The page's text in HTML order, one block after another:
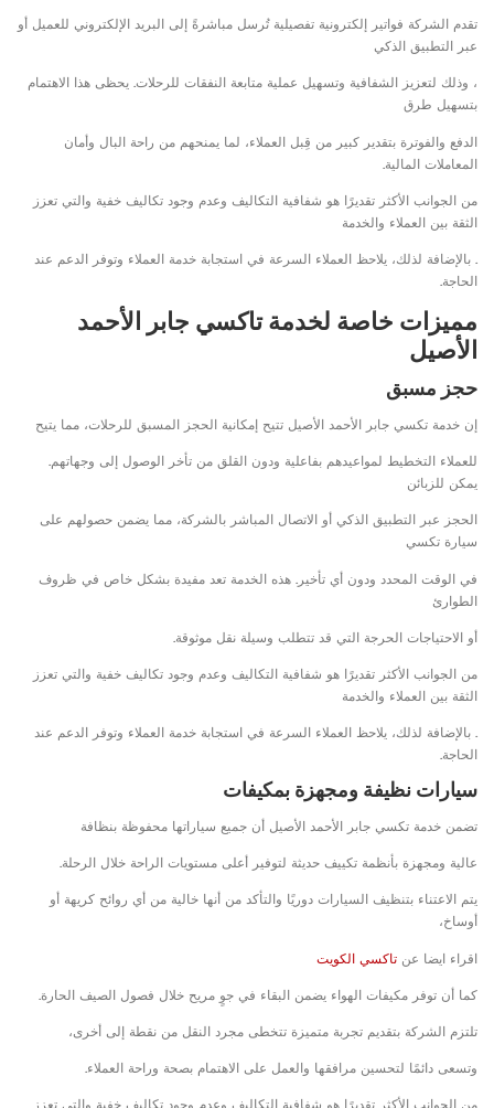
تقدم الشركة فواتير إلكترونية تفصيلية تُرسل مباشرةً إلى البريد الإلكتروني للعميل أو
عبر التطبيق الذكي
، وذلك لتعزيز الشفافية وتسهيل عملية متابعة النفقات للرحلات. يحظى هذا الاهتمام
بتسهيل طرق
الدفع والفوترة بتقدير كبير من قِبل العملاء، لما يمنحهم من راحة البال وأمان
المعاملات المالية.
من الجوانب الأكثر تقديرًا هو شفافية التكاليف وعدم وجود تكاليف خفية والتي تعزز
الثقة بين العملاء والخدمة
. بالإضافة لذلك، يلاحظ العملاء السرعة في استجابة خدمة العملاء وتوفر الدعم عند
الحاجة.
مميزات خاصة لخدمة تاكسي جابر الأحمد
الأصيل
حجز مسبق
إن خدمة تكسي جابر الأحمد الأصيل تتيح إمكانية الحجز المسبق للرحلات، مما يتيح
للعملاء التخطيط لمواعيدهم بفاعلية ودون القلق من تأخر الوصول إلى وجهاتهم.
يمكن للزبائن
الحجز عبر التطبيق الذكي أو الاتصال المباشر بالشركة، مما يضمن حصولهم على
سيارة تكسي
في الوقت المحدد ودون أي تأخير. هذه الخدمة تعد مفيدة بشكل خاص في ظروف
الطوارئ
أو الاحتياجات الحرجة التي قد تتطلب وسيلة نقل موثوقة.
من الجوانب الأكثر تقديرًا هو شفافية التكاليف وعدم وجود تكاليف خفية والتي تعزز
الثقة بين العملاء والخدمة
. بالإضافة لذلك، يلاحظ العملاء السرعة في استجابة خدمة العملاء وتوفر الدعم عند
الحاجة.
سيارات نظيفة ومجهزة بمكيفات
تضمن خدمة تكسي جابر الأحمد الأصيل أن جميع سياراتها محفوظة بنظافة
عالية ومجهزة بأنظمة تكييف حديثة لتوفير أعلى مستويات الراحة خلال الرحلة.
يتم الاعتناء بتنظيف السيارات دوريًا والتأكد من أنها خالية من أي روائح كريهة أو
أوساخ،
اقراء ايضا عن تاكسي الكويت
كما أن توفر مكيفات الهواء يضمن البقاء في جوٍ مريح خلال فصول الصيف الحارة.
تلتزم الشركة بتقديم تجربة متميزة تتخطى مجرد النقل من نقطة إلى أخرى،
وتسعى دائمًا لتحسين مرافقها والعمل على الاهتمام بصحة وراحة العملاء.
من الجوانب الأكثر تقديرًا هو شفافية التكاليف وعدم وجود تكاليف خفية والتي تعزز